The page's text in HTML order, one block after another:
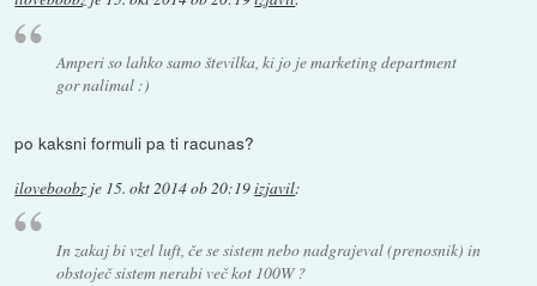
Amperi so lahko samo številka, ki jo je marketing department
gor nalimal :)
po kaksni formuli pa ti racunas?
iloveboobz je 15. okt 2014 ob 20:19izjavil:
In zakaj bi vzel luft, če se sistem nebo nadgrajeval (prenosnik) in
obstoječ sistem nerabi več kot 100W ?